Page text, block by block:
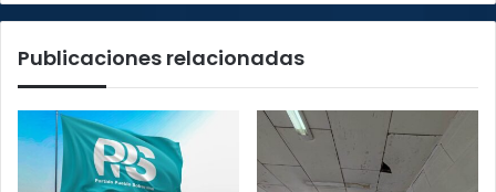
Publicaciones relacionadas